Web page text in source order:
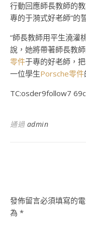
行動回應師長教師的
專的于漪式好老師”的
“師長教師用平生澆灌
說，她將帶著師長教
零件于專的好老師，
一位學生Porsche零件
TC:osder9follow7
通過 admin
發佈留言必須填寫的
為 *